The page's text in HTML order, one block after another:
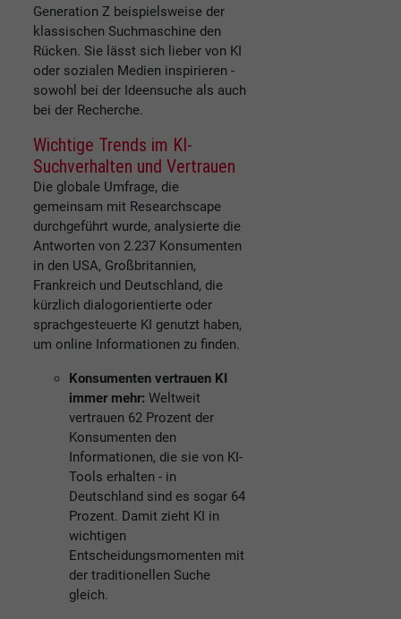
Generation Z beispielsweise der
klassischen Suchmaschine den
Rücken. Sie lässt sich lieber von KI
oder sozialen Medien inspirieren -
sowohl bei der Ideensuche als auch
bei der Recherche.
Wichtige Trends im KI-
Suchverhalten und Vertrauen
Die globale Umfrage, die
gemeinsam mit Researchscape
durchgeführt wurde, analysierte die
Antworten von 2.237 Konsumenten
in den USA, Großbritannien,
Frankreich und Deutschland, die
kürzlich dialogorientierte oder
sprachgesteuerte KI genutzt haben,
um online Informationen zu finden.
Konsumenten vertrauen KI
immer mehr: Weltweit
vertrauen 62 Prozent der
Konsumenten den
Informationen, die sie von KI-
Tools erhalten - in
Deutschland sind es sogar 64
Prozent. Damit zieht KI in
wichtigen
Entscheidungsmomenten mit
der traditionellen Suche
gleich.